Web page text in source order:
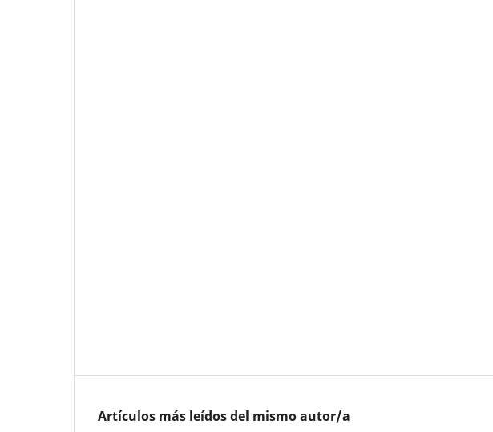
Artículos más leídos del mismo autor/a